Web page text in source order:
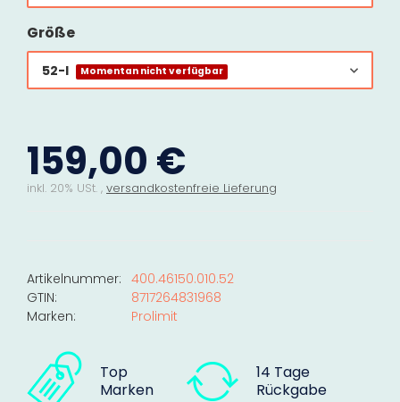
Größe
52-l Momentan nicht verfügbar
159,00 €
inkl. 20% USt. , versandkostenfreie Lieferung
Artikelnummer: 400.46150.010.52
GTIN:
8717264831968
Marken:
Prolimit
Top
Marken
14 Tage
Rückgabe